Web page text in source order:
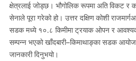
क्षेत्रलाई जोड्छ। भौगोलिक रूपमा अति विकट र
सेनाले पूरा गरेको हो। उत्तर दक्षिण कोशी
सडक मध्ये १०.८ किमीमा ट्रयाक ओपन र आवश्यक
सम्पन्न भएको खाँदबारी–किमाथाङ्का सडक
जानकारी दिनुभयो।